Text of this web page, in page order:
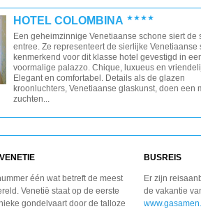
HOTEL COLOMBINA
Een geheimzinnige Venetiaanse schone siert de
entree. Ze representeert de sierlijke Venetiaanse
kenmerkend voor dit klasse hotel gevestigd in
voormalige palazzo. Chique, luxueus en
Elegant en comfortabel. Details als de glazen
kroonluchters, Venetiaanse glaskunst, doen een
zuchten...
één wat betreft de meest
Venetië staat op de eerste
gondelvaart door de talloze
BUSREIS
Er zijn
de vakantie